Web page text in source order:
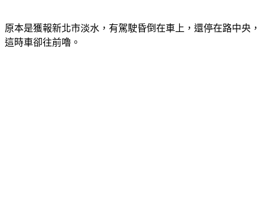
原本是獲報新北市淡水，有駕駛昏倒在車上，還停在路中央，
這時車卻往前嚕。